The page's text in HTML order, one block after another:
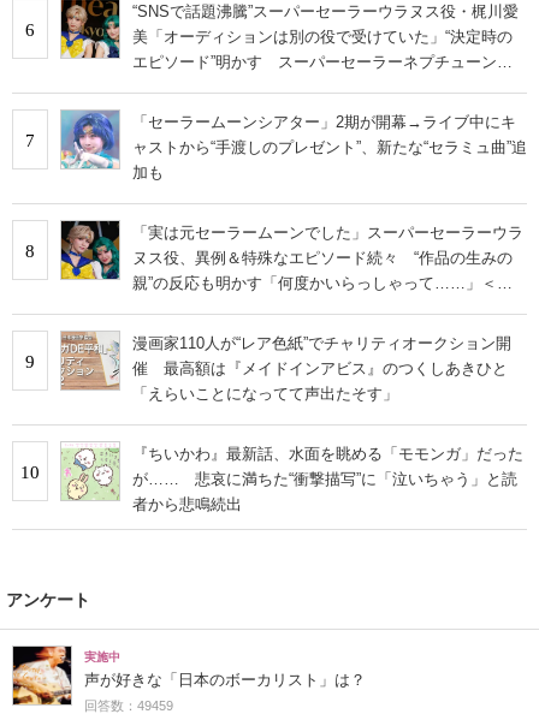
6
“SNSで話題沸騰”スーパーセーラーウラヌス役・梶川愛
美「オーディションは別の役で受けていた」“決定時の
エピソード”明かす スーパーセーラーネプチューン
ンタビュー＞
7
「セーラームーンシアター」2期が開幕→ライブ中にキ
ャストから“手渡しのプレゼント”、新たな“セラミュ曲”追
加も
8
「実は元セーラームーンでした」スーパーセーラーウラ
ヌス役、異例＆特殊なエピソード続々 “作品の生みの
親”の反応も明かす「何度かいらっしゃって……」＜イ
9
漫画家110人が“レア色紙”でチャリティオークション開
催 最高額は『メイドインアビス』のつくしあきひと
「えらいことになってて声出たそす」
10
『ちいかわ』最新話、水面を眺める「モモンガ」だった
が…… 悲哀に満ちた“衝撃描写”に「泣いちゃう」と読
者から悲鳴続出
アンケート
実施中
声が好きな「日本のボーカリスト」は？
回答数：49459